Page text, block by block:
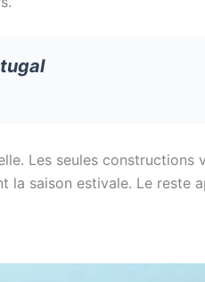
Les seules constructions
la saison estivale. Le reste